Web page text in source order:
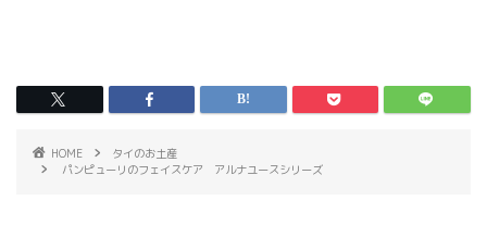
HOME
タイのお土産
パンピューリのフェイスケア アルナユースシリーズ